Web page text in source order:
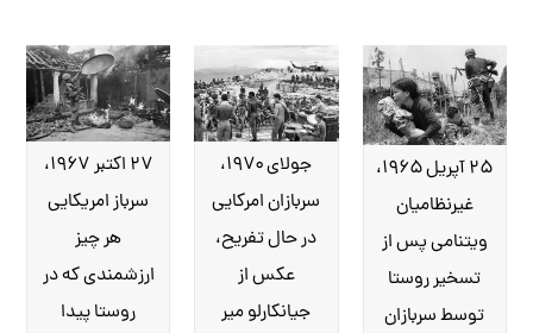
۲۷ اکتبر ۱۹۶۷،
سرباز امریکایی
هر چیز
ارزشمندی که در
روستا پیدا
جولای ۱۹۷۰،
سربازان امرکایی
در حال تفریح،
عکس از
جیانکارلو میر
۲۵ آپریل ۱۹۶۵،
غیرنظامیان
ویتنامی پس از
تسخیر روستا
توسط سربازان